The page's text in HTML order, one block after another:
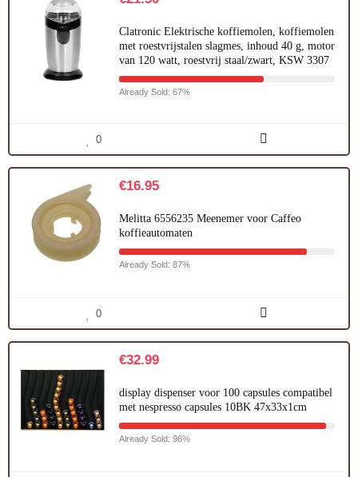
Clatronic Elektrische koffiemolen, koffiemolen
met roestvrijstalen slagmes, inhoud 40 g, motor
van 120 watt, roestvrij staal/zwart, KSW 3307
Already Sold: 67%
0
€16.95
Melitta 6556235 Meenemer voor Caffeo
koffieautomaten
Already Sold: 87%
0
€32.99
display dispenser voor 100 capsules compatibel
met nespresso capsules 10BK 47x33x1cm
Already Sold: 96%